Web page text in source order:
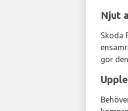
Njut
Skoda
gör